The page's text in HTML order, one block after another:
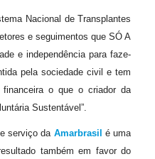
Nacional de Transplantes
e seguimentos que SÓ A
e independência para faze-
pela sociedade civil e tem
o que o criador da
Sustentável”.
serviço da Amarbrasil é uma
também em favor do